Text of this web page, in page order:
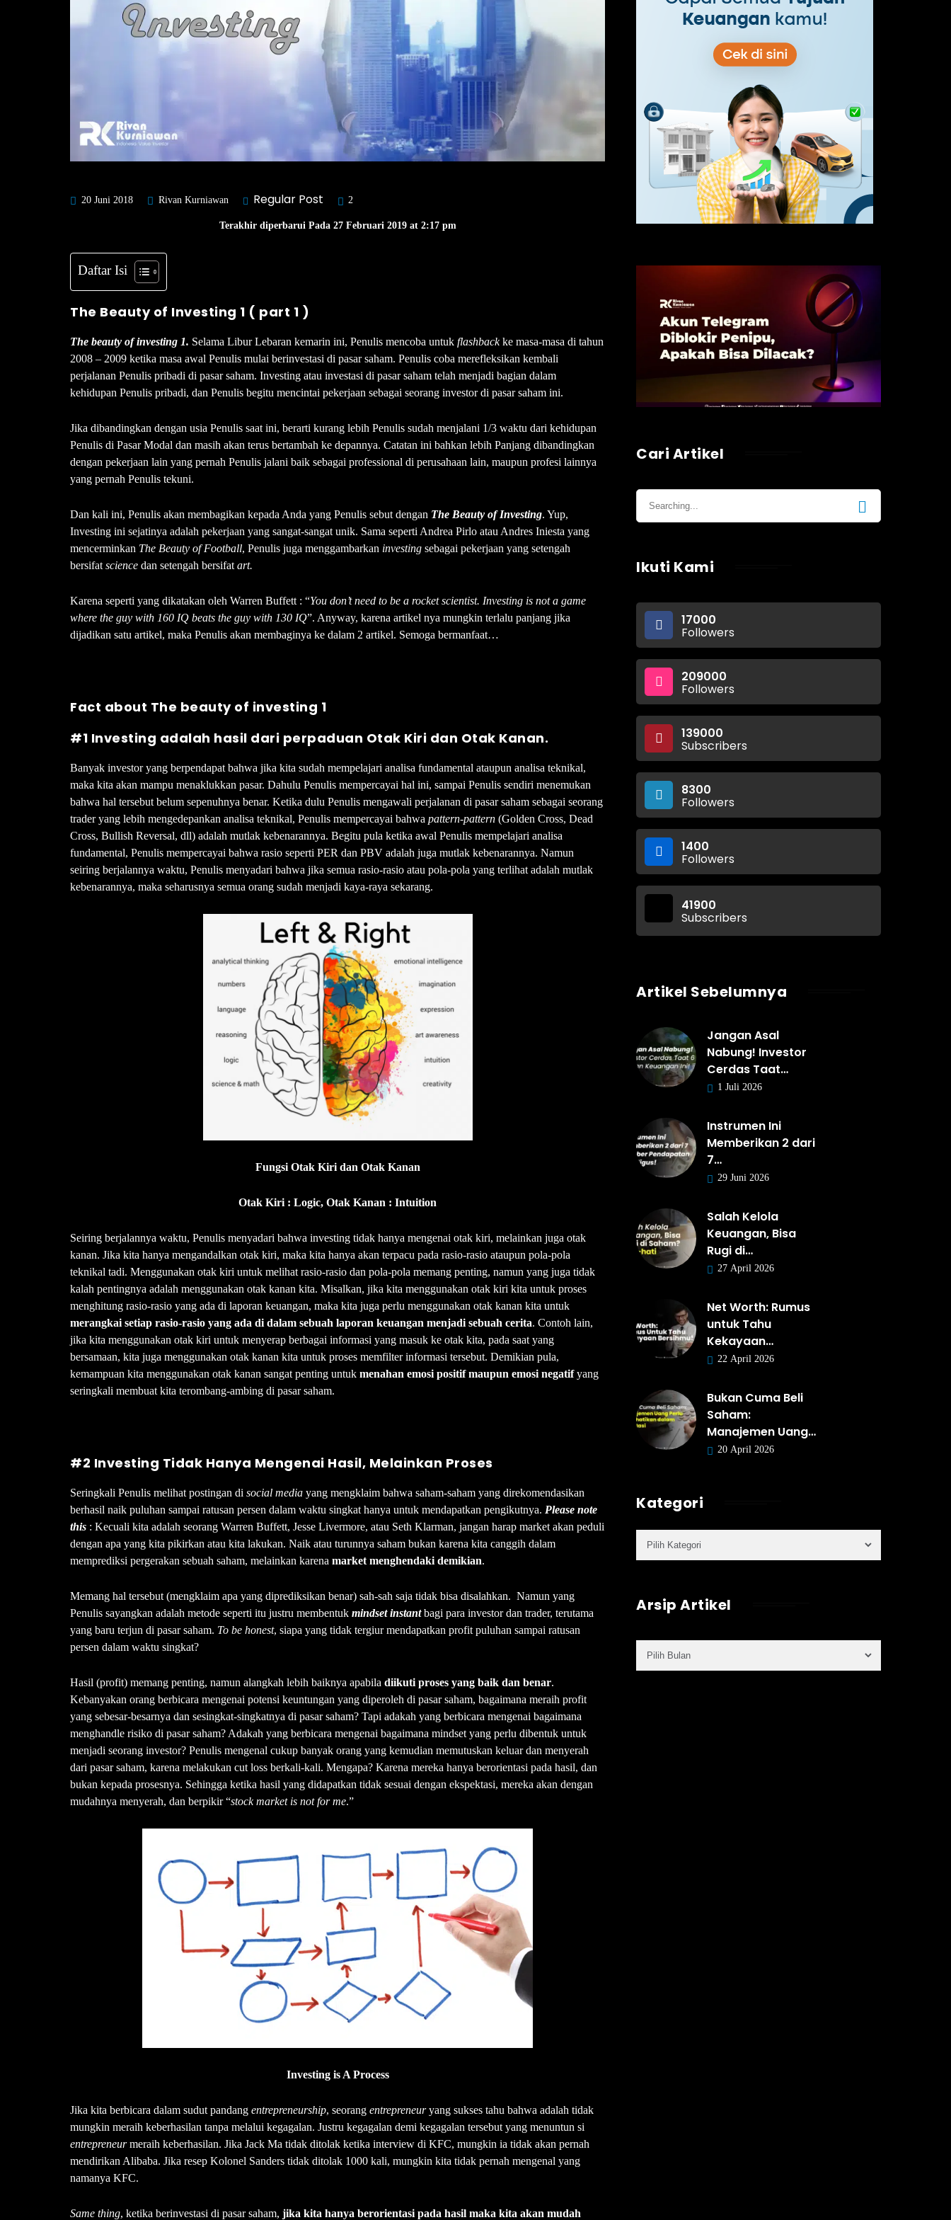
20 Juni 2018 Rivan Kurniawan Regular Post 2
Terakhir diperbarui Pada 27 Februari 2019 at 2:17 pm
Daftar Isi
The Beauty of Investing 1 ( part 1 )
The beauty of investing 1. Selama Libur Lebaran kemarin ini, Penulis mencoba untuk flashbackke masa-masa di tahun
2008 – 2009 ketika masa awal Penulis mulai berinvestasi di pasar saham. Penulis coba merefleksikan kembali
perjalanan Penulis pribadi di pasar saham. Investing atau investasi di pasar saham telah menjadi bagian dalam
kehidupan Penulis pribadi, dan Penulis begitu mencintai pekerjaan sebagai seorang investor di pasar saham ini.
Jika dibandingkan dengan usia Penulis saat ini, berarti kurang lebih Penulis sudah menjalani 1/3 waktu dari kehidupan
Penulis di Pasar Modal dan masih akan terus bertambah ke depannya. Catatan ini bahkan lebih Panjang dibandingkan
dengan pekerjaan lain yang pernah Penulis jalani baik sebagai professional di perusahaan lain, maupun profesi lainnya
yang pernah Penulis tekuni.
Dan kali ini, Penulis akan membagikan kepada Anda yang Penulis sebut dengan The Beauty of Investing. Yup,
Investing ini sejatinya adalah pekerjaan yang sangat-sangat unik. Sama seperti Andrea Pirlo atau Andres Iniesta yang
mencerminkan The Beauty of Football, Penulis juga menggambarkan investing sebagai pekerjaan yang setengah
bersifat science dan setengah bersifat art.
Karena seperti yang dikatakan oleh Warren Buffett : “You don’t need to be a rocket scientist. Investing is not a game
where the guy with 160 IQ beats the guy with 130 IQ”. Anyway, karena artikel nya mungkin terlalu panjang jika
dijadikan satu artikel, maka Penulis akan membaginya ke dalam 2 artikel. Semoga bermanfaat…
Fact about The beauty of investing 1
#1 Investing adalah hasil dari perpaduan Otak Kiri dan Otak Kanan.
Banyak investor yang berpendapat bahwa jika kita sudah mempelajari analisa fundamental ataupun analisa teknikal,
maka kita akan mampu menaklukkan pasar. Dahulu Penulis mempercayai hal ini, sampai Penulis sendiri menemukan
bahwa hal tersebut belum sepenuhnya benar. Ketika dulu Penulis mengawali perjalanan di pasar saham sebagai seorang
trader yang lebih mengedepankan analisa teknikal, Penulis mempercayai bahwa pattern-pattern (Golden Cross, Dead
Cross, Bullish Reversal, dll) adalah mutlak kebenarannya. Begitu pula ketika awal Penulis mempelajari analisa
fundamental, Penulis mempercayai bahwa rasio seperti PER dan PBV adalah juga mutlak kebenarannya. Namun
seiring berjalannya waktu, Penulis menyadari bahwa jika semua rasio-rasio atau pola-pola yang terlihat adalah mutlak
kebenarannya, maka seharusnya semua orang sudah menjadi kaya-raya sekarang.
Fungsi Otak Kiri dan Otak Kanan
Otak Kiri : Logic, Otak Kanan : Intuition
Seiring berjalannya waktu, Penulis menyadari bahwa investing tidak hanya mengenai otak kiri, melainkan juga otak
kanan. Jika kita hanya mengandalkan otak kiri, maka kita hanya akan terpacu pada rasio-rasio ataupun pola-pola
teknikal tadi. Menggunakan otak kiri untuk melihat rasio-rasio dan pola-pola memang penting, namun yang juga tidak
kalah pentingnya adalah menggunakan otak kanan kita. Misalkan, jika kita menggunakan otak kiri kita untuk proses
menghitung rasio-rasio yang ada di laporan keuangan, maka kita juga perlu menggunakan otak kanan kita untuk
merangkai setiap rasio-rasio yang ada di dalam sebuah laporan keuangan menjadi sebuah cerita. Contoh lain,
jika kita menggunakan otak kiri untuk menyerap berbagai informasi yang masuk ke otak kita, pada saat yang
bersamaan, kita juga menggunakan otak kanan kita untuk proses memfilter informasi tersebut. Demikian pula,
kemampuan kita menggunakan otak kanan sangat penting untuk menahan emosi positif maupun emosi negatifyang
seringkali membuat kita terombang-ambing di pasar saham.
#2 Investing Tidak Hanya Mengenai Hasil, Melainkan Proses
Seringkali Penulis melihat postingan di social media yang mengklaim bahwa saham-saham yang direkomendasikan
berhasil naik puluhan sampai ratusan persen dalam waktu singkat hanya untuk mendapatkan pengikutnya. Please note
this : Kecuali kita adalah seorang Warren Buffett, Jesse Livermore, atau Seth Klarman, jangan harap market akan peduli
dengan apa yang kita pikirkan atau kita lakukan. Naik atau turunnya saham bukan karena kita canggih dalam
memprediksi pergerakan sebuah saham, melainkan karena market menghendaki demikian.
Memang hal tersebut (mengklaim apa yang diprediksikan benar) sah-sah saja tidak bisa disalahkan. Namun yang
Penulis sayangkan adalah metode seperti itu justru membentuk mindset instantbagi para investor dan trader, terutama
yang baru terjun di pasar saham. To be honest, siapa yang tidak tergiur mendapatkan profit puluhan sampai ratusan
persen dalam waktu singkat?
Hasil (profit) memang penting, namun alangkah lebih baiknya apabila diikuti proses yang baik dan benar.
Kebanyakan orang berbicara mengenai potensi keuntungan yang diperoleh di pasar saham, bagaimana meraih profit
yang sebesar-besarnya dan sesingkat-singkatnya di pasar saham? Tapi adakah yang berbicara mengenai bagaimana
menghandle risiko di pasar saham? Adakah yang berbicara mengenai bagaimana mindset yang perlu dibentuk untuk
menjadi seorang investor? Penulis mengenal cukup banyak orang yang kemudian memutuskan keluar dan menyerah
dari pasar saham, karena melakukan cut loss berkali-kali. Mengapa? Karena mereka hanya berorientasi pada hasil, dan
bukan kepada prosesnya. Sehingga ketika hasil yang didapatkan tidak sesuai dengan ekspektasi, mereka akan dengan
mudahnya menyerah, dan berpikir “stock market is not for me.”
Investing is A Process
Jika kita berbicara dalam sudut pandang entrepreneurship, seorang entrepreneuryang sukses tahu bahwa adalah tidak
mungkin meraih keberhasilan tanpa melalui kegagalan. Justru kegagalan demi kegagalan tersebut yang menuntun si
entrepreneurmeraih keberhasilan. Jika Jack Ma tidak ditolak ketika interview di KFC, mungkin ia tidak akan pernah
mendirikan Alibaba. Jika resep Kolonel Sanders tidak ditolak 1000 kali, mungkin kita tidak pernah mengenal yang
namanya KFC.
Same thing, ketika berinvestasi di pasar saham, jika kita hanya berorientasi pada hasil maka kita akan mudah
Cari Artikel
Ikuti Kami
17000
Followers
209000
Followers
139000
Subscribers
8300
Followers
1400
Followers
41900
Subscribers
Artikel Sebelumnya
Jangan Asal
Nabung! Investor
Cerdas Taat…
1 Juli 2026
Instrumen Ini
Memberikan 2 dari
7…
29 Juni 2026
Salah Kelola
Keuangan, Bisa
Rugi di…
27 April 2026
Net Worth: Rumus
untuk Tahu
Kekayaan…
22 April 2026
Bukan Cuma Beli
Saham:
Manajemen Uang…
20 April 2026
Kategori
Arsip Artikel